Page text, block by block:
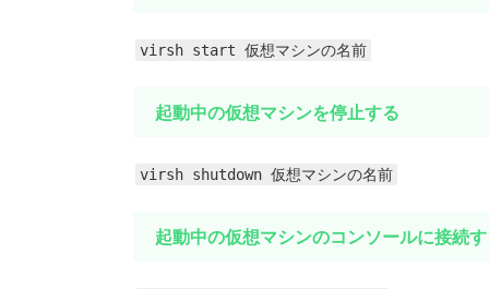
virsh start 仮想マシンの名前
起動中の仮想マシンを停止する
virsh shutdown 仮想マシンの名前
起動中の仮想マシンのコンソールに接続